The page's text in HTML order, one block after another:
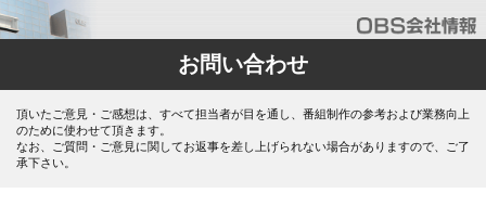
お問い合わせ
頂いたご意見・ご感想は、すべて担当者が目を通し、番組制作の参考および業務向上
のために使わせて頂きます。
なお、ご質問・ご意見に関してお返事を差し上げられない場合がありますので、ご了
承下さい。